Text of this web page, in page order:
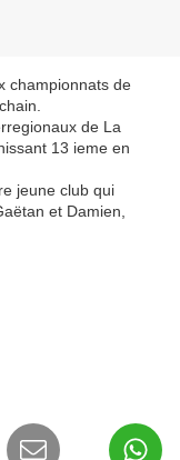
championnats de
de La
13 ieme en
jeune club qui
et Damien,